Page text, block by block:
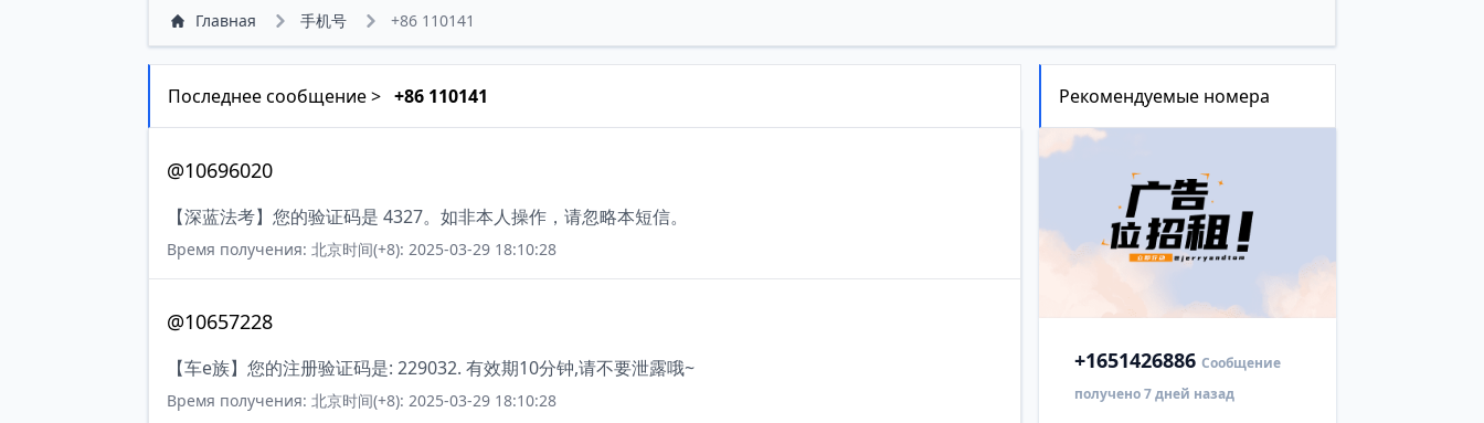
Главная 手机号 +86 110141
Последнее сообщение > +86 110141
@10696020
【深蓝法考】您的验证码是 4327。如非本人操作，请忽略本短信。
Время получения: 北京时间(+8): 2025-03-29 18:10:28
@10657228
【车e族】您的注册验证码是: 229032. 有效期10分钟,请不要泄露哦~
Время получения: 北京时间(+8): 2025-03-29 18:10:28
Рекомендуемые номера
+1651426886 Сообщение
получено 7 дней назад